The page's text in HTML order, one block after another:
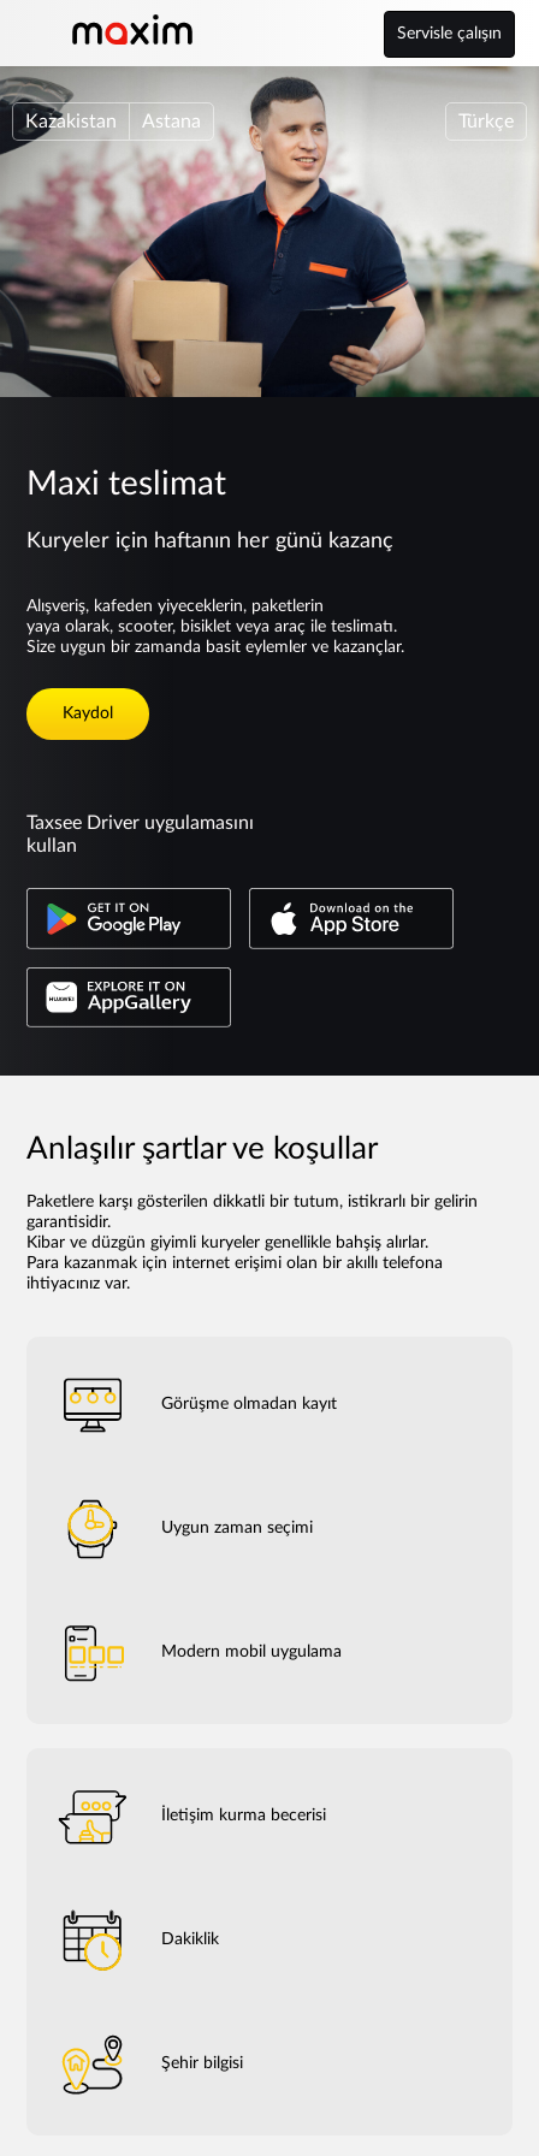
Servisle çalışın
Kazakistan Astana Türkçe
Maxi teslimat
Kuryeler için haftanın her günü kazanç
Alışveriş, kafeden yiyeceklerin, paketlerin
yaya olarak, scooter, bisiklet veya araç ile teslimatı.
Size uygun bir zamanda basit eylemler ve kazançlar.
Kaydol
Taxsee Driver uygulamasını
kullan
Anlaşılır şartlar ve koşullar
Paketlere karşı gösterilen dikkatli bir tutum, istikrarlı bir gelirin
garantisidir.
Kibar ve düzgün giyimli kuryeler genellikle bahşiş alırlar.
Para kazanmak için internet erişimi olan bir akıllı telefona
ihtiyacınız var.
Görüşme olmadan kayıt
Uygun zaman seçimi
Modern mobil uygulama
İletişim kurma becerisi
Dakiklik
Şehir bilgisi